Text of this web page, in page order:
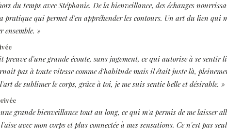
du temps avec Stéphanie. De la bienveillance, des échanges
pratique qui permet d'en appréhender les contours. Un art du lien qui
ensemble. »
preuve d'une grande écoute, sans jugement, ce qui autorise à se sentir
pas à toute vitesse comme d'habitude mais il était juste là,
de sublimer le corps, grâce à toi, je me suis sentie belle et désirable. »
grande bienveillance tout au long, ce qui m'a permis de me laisser
avec mon corps et plus connectée à mes sensations. Ce n'est pas